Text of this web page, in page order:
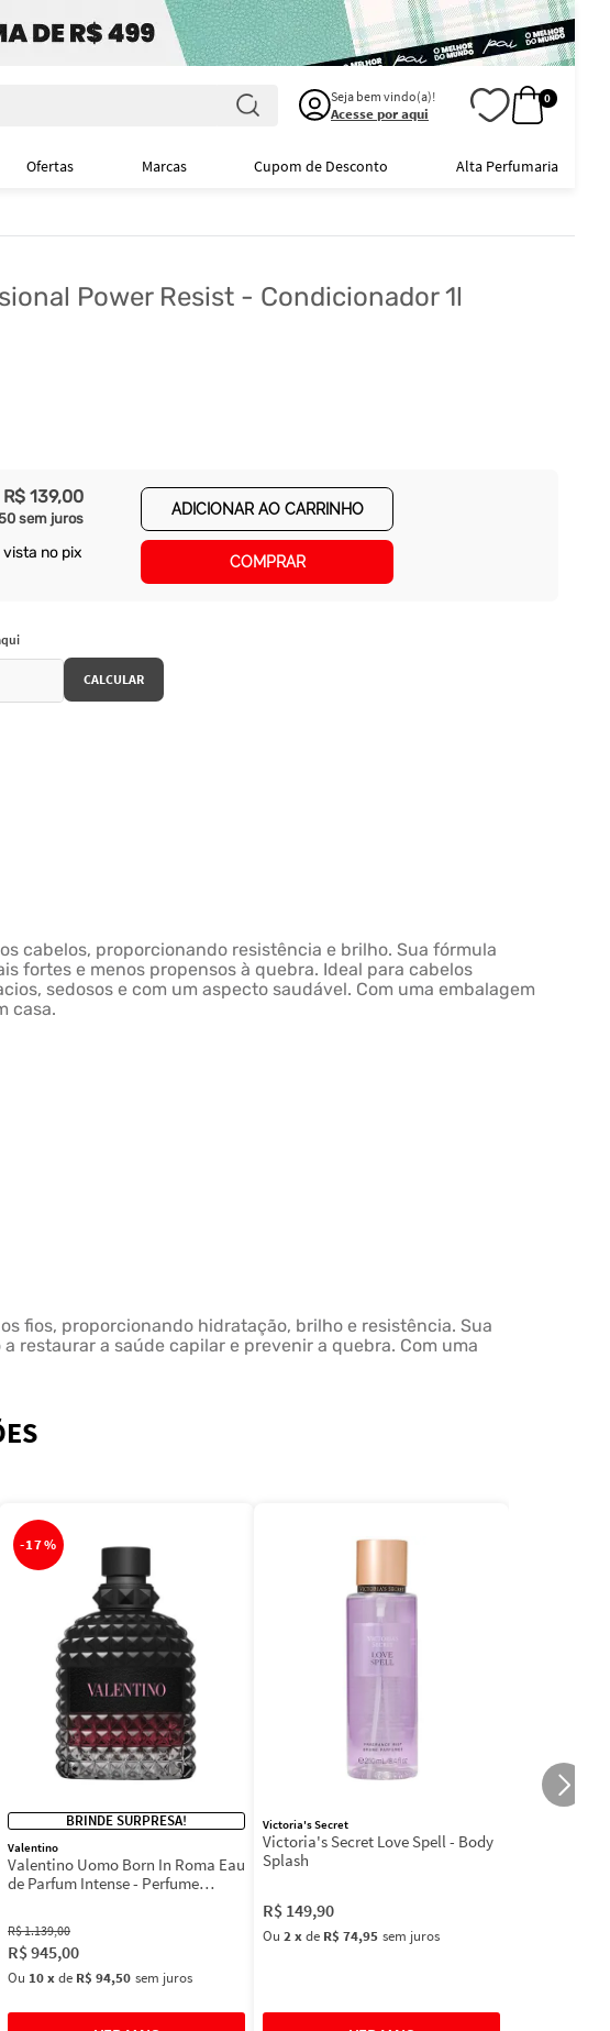
Seja bem vindo(a)!
Acesse por aqui
0
Ofertas Marcas Cupom de Desconto Alta Perfumaria
Power Resist - Condicionador 1l
R$ 139,00
sem juros
vista no pix
ADICIONAR AO CARRINHO
COMPRAR
cabelos, proporcionando resistência e brilho. Sua fórmula
fortes e menos propensos à quebra. Ideal para cabelos
sedosos e com um aspecto saudável. Com uma embalagem
casa.
fios, proporcionando hidratação, brilho e resistência. Sua
restaurar a saúde capilar e prevenir a quebra. Com uma
-17%
BRINDE SURPRESA!
Valentino
Valentino Uomo Born In Roma Eau
de Parfum Intense - Perfume
R$1.139,00
R$945,00
Ou 10xde R$ 94,50 sem juros
Victoria's Secret
Victoria's Secret Love Spell - Body
Splash
R$ 149,90
Ou 2xde R$ 74,95 sem juros